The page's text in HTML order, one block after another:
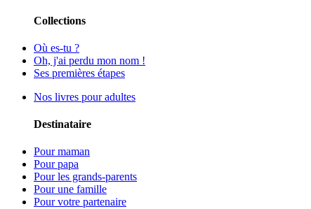
Collections
Où es-tu ?
Oh, j'ai perdu mon nom !
Ses premières étapes
Nos livres pour adultes
Destinataire
Pour maman
Pour papa
Pour les grands-parents
Pour une famille
Pour votre partenaire